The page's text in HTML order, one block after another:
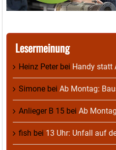
Lesermeinung
Heinz Peterbei Handy
Simone bei Ab Montag:
Anlieger B 15 bei Ab
fish bei 13 Uhr: Unfall auf